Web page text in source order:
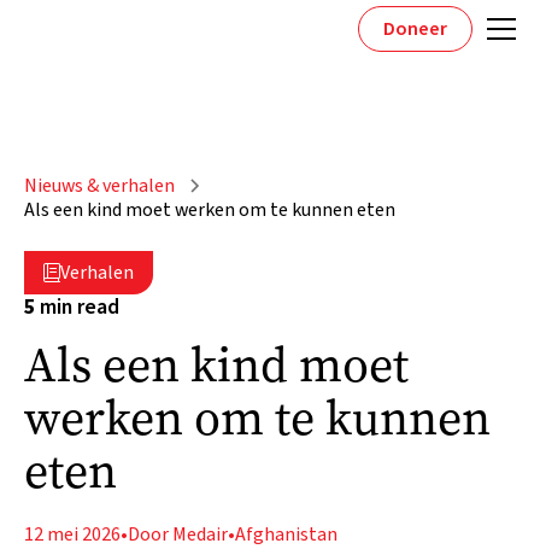
Doneer
Nieuws & verhalen
Als een kind moet werken om te kunnen eten
Verhalen
5 min read
Als een kind moet
werken om te kunnen
eten
12 mei 2026•Door Medair•Afghanistan